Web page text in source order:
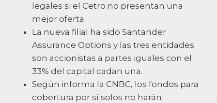
legales si el Cetro no presentan una
mejor oferta.
La nueva filial ha sido Santander
Assurance Options y las tres entidades
son accionistas a partes iguales con el
33% del capital cadan una.
Según informa la CNBC, los fondos para
cobertura por sí solos no harán